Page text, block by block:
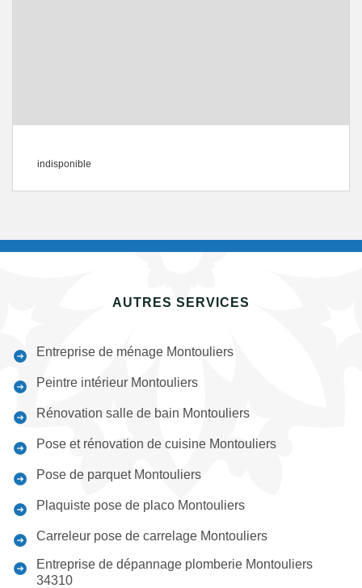
indisponible
AUTRES SERVICES
Entreprise de ménage Montouliers
Peintre intérieur Montouliers
Rénovation salle de bain Montouliers
Pose et rénovation de cuisine Montouliers
Pose de parquet Montouliers
Plaquiste pose de placo Montouliers
Carreleur pose de carrelage Montouliers
Entreprise de dépannage plomberie Montouliers
34310